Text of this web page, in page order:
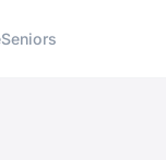
Seniors